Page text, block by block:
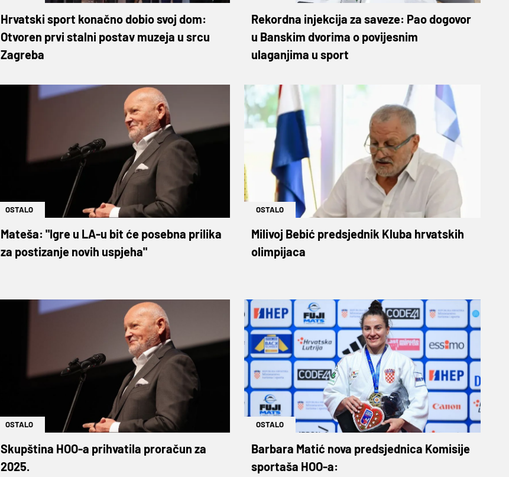
Hrvatski sport konačno dobio svoj dom:
Otvoren prvi stalni postav muzeja u srcu
Zagreba
Rekordna injekcija za saveze: Pao dogovor
u Banskim dvorima o povijesnim
ulaganjima u sport
OSTALO
Mateša: "Igre u LA-u bit će posebna prilika
za postizanje novih uspjeha"
OSTALO
Milivoj Bebić predsjednik Kluba hrvatskih
olimpijaca
OSTALO
Skupština HOO-a prihvatila proračun za
2025.
OSTALO
Barbara Matić nova predsjednica Komisije
sportaša HOO-a: